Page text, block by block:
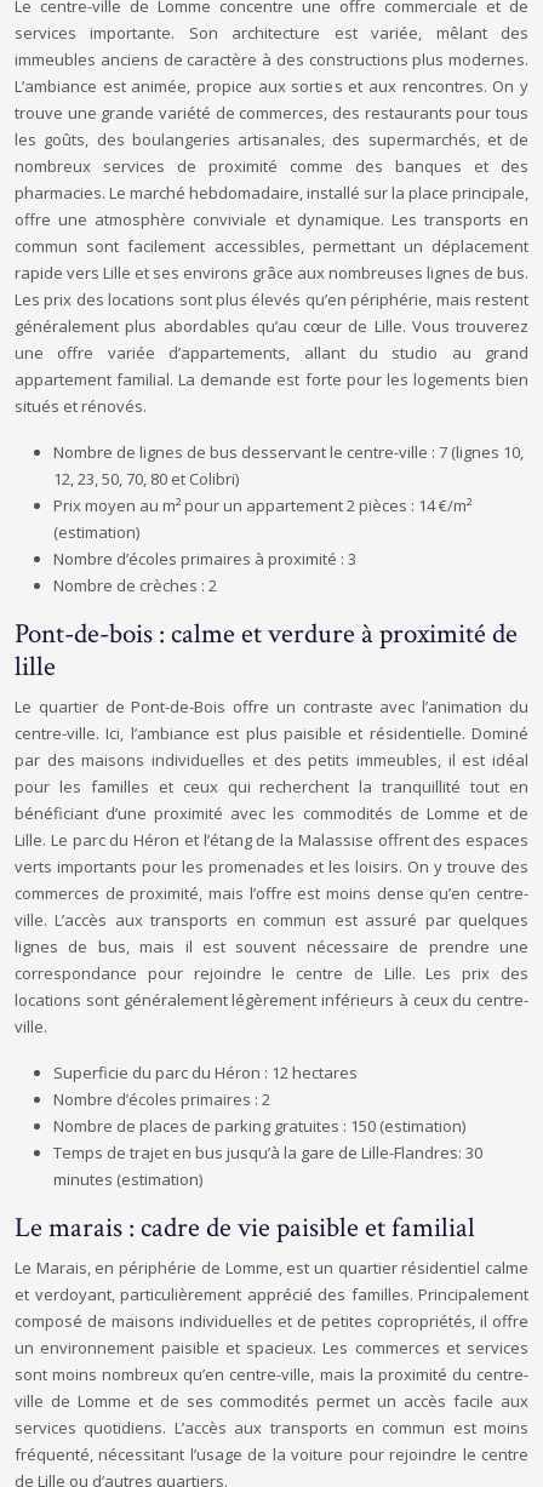
Le centre-ville de Lomme concentre une offre commerciale et de
services importante. Son architecture est variée, mêlant des
immeubles anciens de caractère à des constructions plus modernes.
L’ambiance est animée, propice aux sorties et aux rencontres. On y
trouve une grande variété de commerces, des restaurants pour tous
les goûts, des boulangeries artisanales, des supermarchés, et de
nombreux services de proximité comme des banques et des
pharmacies. Le marché hebdomadaire, installé sur la place principale,
offre une atmosphère conviviale et dynamique. Les transports en
commun sont facilement accessibles, permettant un déplacement
rapide vers Lille et ses environs grâce aux nombreuses lignes de bus.
Les prix des locations sont plus élevés qu’en périphérie, mais restent
généralement plus abordables qu’au cœur de Lille. Vous trouverez
une offre variée d’appartements, allant du studio au grand
appartement familial. La demande est forte pour les logements bien
situés et rénovés.
Nombre de lignes de bus desservant le centre-ville : 7 (lignes 10,
12, 23, 50, 70, 80 et Colibri)
Prix moyen au m² pour un appartement 2 pièces : 14 €/m²
(estimation)
Nombre d’écoles primaires à proximité : 3
Nombre de crèches : 2
Pont-de-bois : calme et verdure à proximité de
lille
Le quartier de Pont-de-Bois offre un contraste avec l’animation du
centre-ville. Ici, l’ambiance est plus paisible et résidentielle. Dominé
par des maisons individuelles et des petits immeubles, il est idéal
pour les familles et ceux qui recherchent la tranquillité tout en
bénéficiant d’une proximité avec les commodités de Lomme et de
Lille. Le parc du Héron et l’étang de la Malassise offrent des espaces
verts importants pour les promenades et les loisirs. On y trouve des
commerces de proximité, mais l’offre est moins dense qu’en centre-
ville. L’accès aux transports en commun est assuré par quelques
lignes de bus, mais il est souvent nécessaire de prendre une
correspondance pour rejoindre le centre de Lille. Les prix des
locations sont généralement légèrement inférieurs à ceux du centre-
ville.
Superficie du parc du Héron : 12 hectares
Nombre d’écoles primaires : 2
Nombre de places de parking gratuites : 150 (estimation)
Temps de trajet en bus jusqu’à la gare de Lille-Flandres: 30
minutes (estimation)
Le marais : cadre de vie paisible et familial
Le Marais, en périphérie de Lomme, est un quartier résidentiel calme
et verdoyant, particulièrement apprécié des familles. Principalement
composé de maisons individuelles et de petites copropriétés, il offre
un environnement paisible et spacieux. Les commerces et services
sont moins nombreux qu’en centre-ville, mais la proximité du centre-
ville de Lomme et de ses commodités permet un accès facile aux
services quotidiens. L’accès aux transports en commun est moins
fréquenté, nécessitant l’usage de la voiture pour rejoindre le centre
de Lille ou d’autres quartiers.